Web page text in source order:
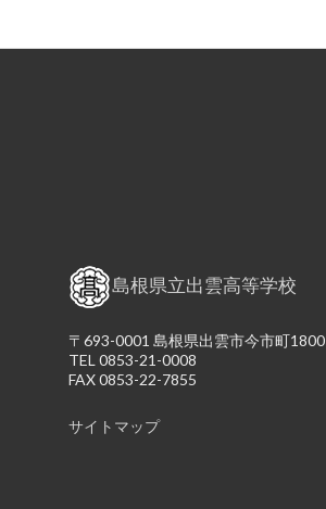
島根県立出雲高等学校
〒693-0001 島根県出雲市今市町1800
TEL 0853-21-0008
FAX 0853-22-7855
サイトマップ